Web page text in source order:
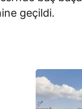
geçildi.